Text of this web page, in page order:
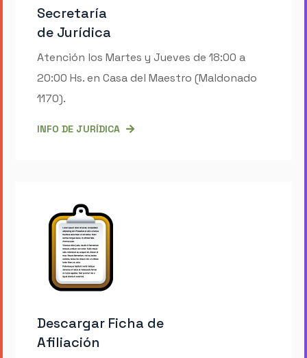
Secretaría
de Jurídica
Atención los Martes y Jueves de 18:00 a
20:00 Hs. en Casa del Maestro (Maldonado
1170).
INFO DE JURÍDICA
Descargar Ficha de
Afiliación